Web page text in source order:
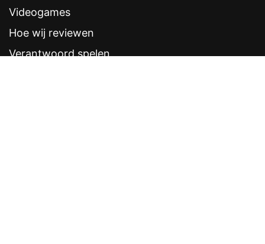
Videogames
Hoe wij reviewen
Verantwoord spelen